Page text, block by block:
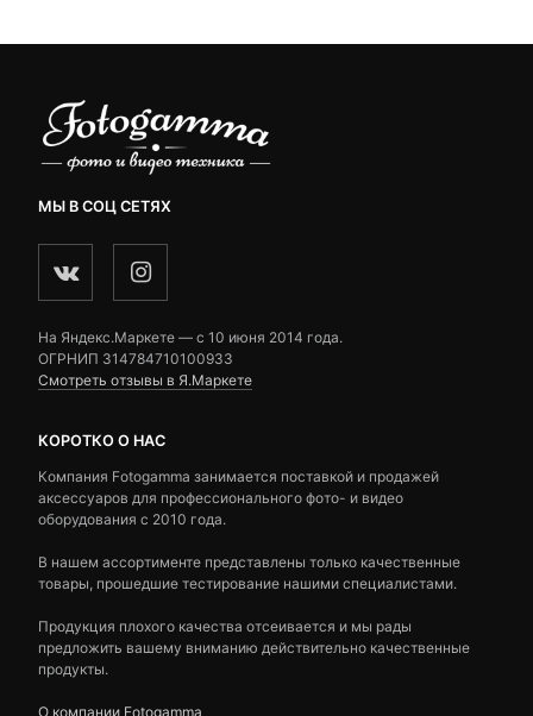
МЫ В СОЦ СЕТЯХ
На Яндекс.Маркете — c 10 июня 2014 года.
ОГРНИП 314784710100933
Смотреть отзывы в Я.Маркете
КОРОТКО О НАС
Компания Fotogamma занимается поставкой и продажей
аксессуаров для профессионального фото- и видео
оборудования с 2010 года.
В нашем ассортименте представлены только качественные
товары, прошедшие тестирование нашими специалистами.
Продукция плохого качества отсеивается и мы рады
предложить вашему вниманию действительно качественные
продукты.
О компании Fotogamma